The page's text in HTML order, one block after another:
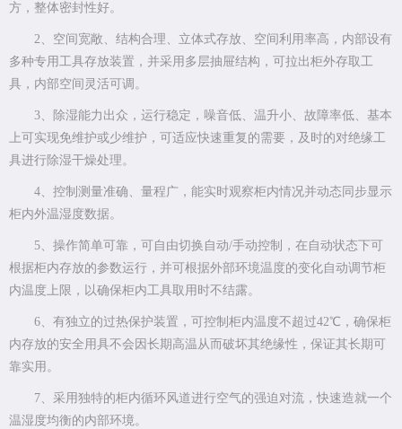
方，整体密封性好。
2、空间宽敞、结构合理、立体式存放、空间利用率高，内部设有
多种专用工具存放装置，并采用多层抽屉结构，可拉出柜外存取工
具，内部空间灵活可调。
3、除湿能力出众，运行稳定，噪音低、温升小、故障率低、基本
上可实现免维护或少维护，可适应快速重复的需要，及时的对绝缘工
具进行除湿干燥处理。
4、控制测量准确、量程广，能实时观察柜内情况并动态同步显示
柜内外温湿度数据。
5、操作简单可靠，可自由切换自动/手动控制，在自动状态下可
根据柜内存放的参数运行，并可根据外部环境温度的变化自动调节柜
内温度上限，以确保柜内工具取用时不结露。
6、有独立的过热保护装置，可控制柜内温度不超过42℃，确保柜
内存放的安全用具不会因长期高温从而破坏其绝缘性，保证其长期可
靠实用。
7、采用独特的柜内循环风道进行空气的强迫对流，快速造就一个
温湿度均衡的内部环境。